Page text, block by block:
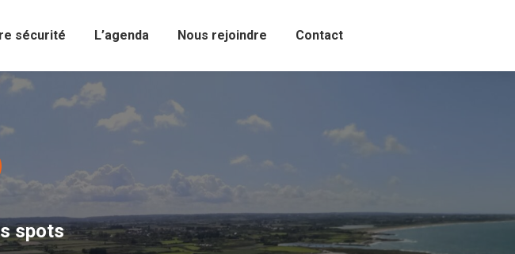
sécurité L’agenda Nous rejoindre Contact
spots